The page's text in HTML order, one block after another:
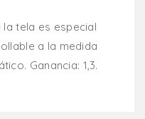
tela es especial
a la medida
Ganancia: 1,3.